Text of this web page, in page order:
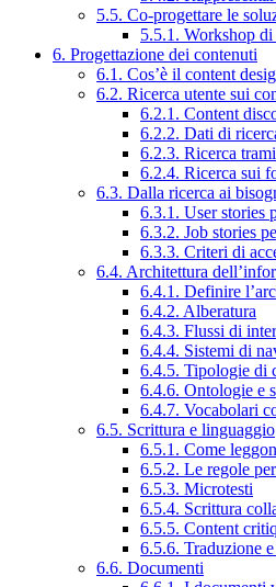
5.5. Co-progettare le
5.5.1. Workshop
6. Progettazione dei contenuti
6.1. Cos’è il content
6.2. Ricerca utente sui
6.2.1. Content
6.2.2. Dati di
6.2.3. Ricerca
6.2.4. Ricerca sui
6.3. Dalla ricerca ai
6.3.1. User stories
6.3.2. Job stories
6.3.3. Criteri di
6.4. Architettura
6.4.1. Definire
6.4.2. Alberatura
6.4.3. Flussi di
6.4.4. Sistemi di
6.4.5. Tipologie di
6.4.6. Ontologie e
6.4.7. Vocabolari
6.5. Scrittura e linguaggio
6.5.1. Come
6.5.2. Le regole
6.5.3. Microtesti
6.5.4. Scrittura
6.5.5. Content
6.5.6. Traduzione
6.6. Documenti